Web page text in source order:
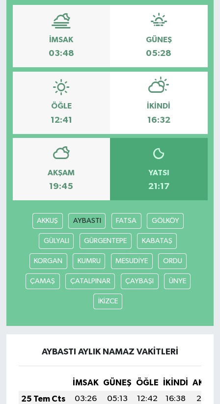
İMSAK
03:48
GÜNEŞ
05:28
ÖĞLE
12:41
İKINDI
16:32
AKŞAM
19:45
YATSI
21:17
AKKUŞ AYBASTI FATSA GÖLKÖY
GÜLYALI GÜRGENTEPE KABATAŞ
KORGAN KUMRU MESUDİYE ORDU
ÇAMAŞ ÇATALPINAR ÇAYBAŞI ÜNYE
İKİZCE
AYBASTI AYLIK NAMAZ VAKITLERI
İMSAK GÜNEŞ ÖĞLE İKINDI
25 Tem Cts
03:26 05:13 12:42 16:38
20:01